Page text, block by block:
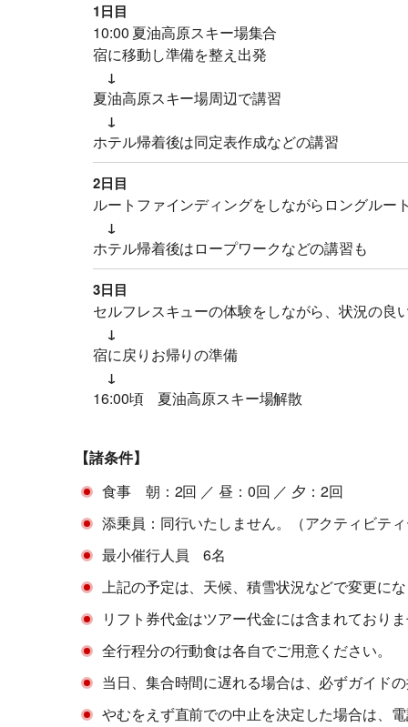
1日目
10:00 夏油高原スキー場集合
宿に移動し準備を整え出発
↓
夏油高原スキー場周辺で講習
↓
ホテル帰着後は同定表作成などの講習
2日目
ルートファインディングをしながらロングルー
↓
ホテル帰着後はロープワークなどの講習も
3日目
セルフレスキューの体験をしながら、状況の良
↓
宿に戻りお帰りの準備
↓
16:00頃 夏油高原スキー場解散
【諸条件】
食事 朝：2回 ／ 昼：0回 ／ 夕：2回
添乗員：同行いたしません。（アクティビテ
最小催行人員 6名
上記の予定は、天候、積雪状況などで変更にな
リフト券代金はツアー代金には含まれており
全行程分の行動食は各自でご用意ください。
当日、集合時間に遅れる場合は、必ずガイドの
やむをえず直前での中止を決定した場合は、電